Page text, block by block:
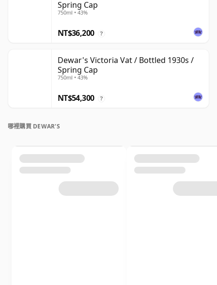
Spring Cap
750ml • 43%
NT$36,200 ?
Dewar's Victoria Vat / Bottled 1930s /
Spring Cap
750ml • 43%
NT$54,300 ?
哪裡購買 DEWAR'S